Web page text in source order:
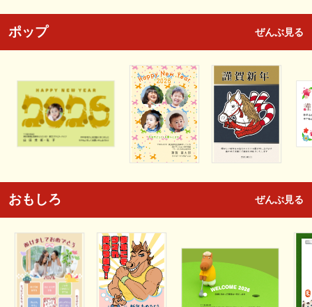
ポップ ぜんぶ見る
おもしろ ぜんぶ見る